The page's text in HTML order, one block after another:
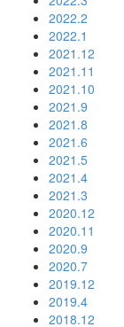
2022.2
2022.1
2021.12
2021.11
2021.10
2021.9
2021.8
2021.6
2021.5
2021.4
2021.3
2020.12
2020.11
2020.9
2020.7
2019.12
2019.4
2018.12